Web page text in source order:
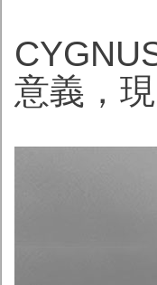
意義，